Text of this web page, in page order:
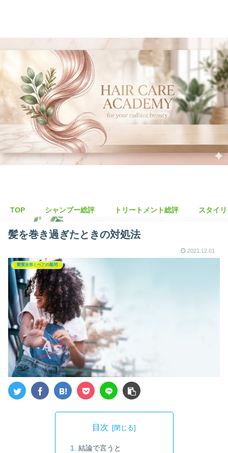
TOP シャンプー総評 トリートメント総評 スタイ
髪を巻き過ぎたときの対処法
2021.12.01
髪質改善とヘアの疑問
目次
結論で言うと